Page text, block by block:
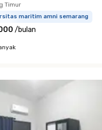
Timur
maritim amni semarang
/bulan